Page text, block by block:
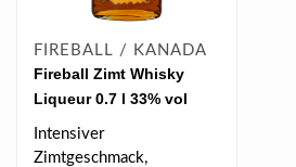
FIREBALL / KANADA
Fireball Zimt Whisky
Liqueur 0.7 l 33% vol
Intensiver
Zimtgeschmack,